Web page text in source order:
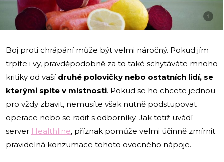
i
Boj proti chrápání může být velmi náročný. Pokud jím
trpíte i vy, pravděpodobně za to také schytáváte mnoho
kritiky od vaší druhé polovičky nebo ostatních lidí, se
kterými spíte v místnosti. Pokud se ho chcete jednou
pro vždy zbavit, nemusíte však nutně podstupovat
operace nebo se radit s odborníky. Jak totiž uvádí
server Healthline, příznak pomůže velmi účinně zmírnit
pravidelná konzumace tohoto ovocného nápoje.